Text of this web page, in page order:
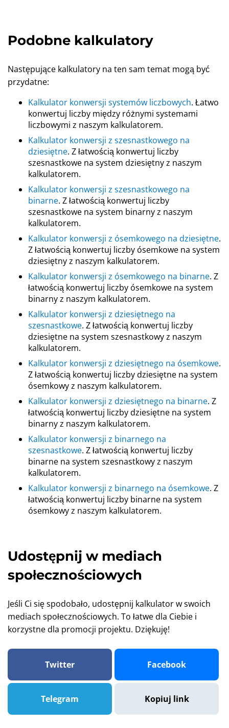
Podobne kalkulatory
Następujące kalkulatory na ten sam temat mogą być
przydatne:
Kalkulator konwersji systemów liczbowych. Łatwo
konwertuj liczby między różnymi systemami
liczbowymi z naszym kalkulatorem.
Kalkulator konwersji z szesnastkowego na
dziesiętne. Z łatwością konwertuj liczby
szesnastkowe na system dziesiętny z naszym
kalkulatorem.
Kalkulator konwersji z szesnastkowego na
binarne. Z łatwością konwertuj liczby
szesnastkowe na system binarny z naszym
kalkulatorem.
Kalkulator konwersji z ósemkowego na dziesiętne.
Z łatwością konwertuj liczby ósemkowe na system
dziesiętny z naszym kalkulatorem.
Kalkulator konwersji z ósemkowego na binarne. Z
łatwością konwertuj liczby ósemkowe na system
binarny z naszym kalkulatorem.
Kalkulator konwersji z dziesiętnego na
szesnastkowe. Z łatwością konwertuj liczby
dziesiętne na system szesnastkowy z naszym
kalkulatorem.
Kalkulator konwersji z dziesiętnego na ósemkowe.
Z łatwością konwertuj liczby dziesiętne na system
ósemkowy z naszym kalkulatorem.
Kalkulator konwersji z dziesiętnego na binarne. Z
łatwością konwertuj liczby dziesiętne na system
binarny z naszym kalkulatorem.
Kalkulator konwersji z binarnego na
szesnastkowe. Z łatwością konwertuj liczby
binarne na system szesnastkowy z naszym
kalkulatorem.
Kalkulator konwersji z binarnego na ósemkowe. Z
łatwością konwertuj liczby binarne na system
ósemkowy z naszym kalkulatorem.
Udostępnij w mediach
społecznościowych
Jeśli Ci się spodobało, udostępnij kalkulator w swoich
mediach społecznościowych. To łatwe dla Ciebie i
korzystne dla promocji projektu. Dziękuję!
Twitter Facebook
Telegram Kopiuj link